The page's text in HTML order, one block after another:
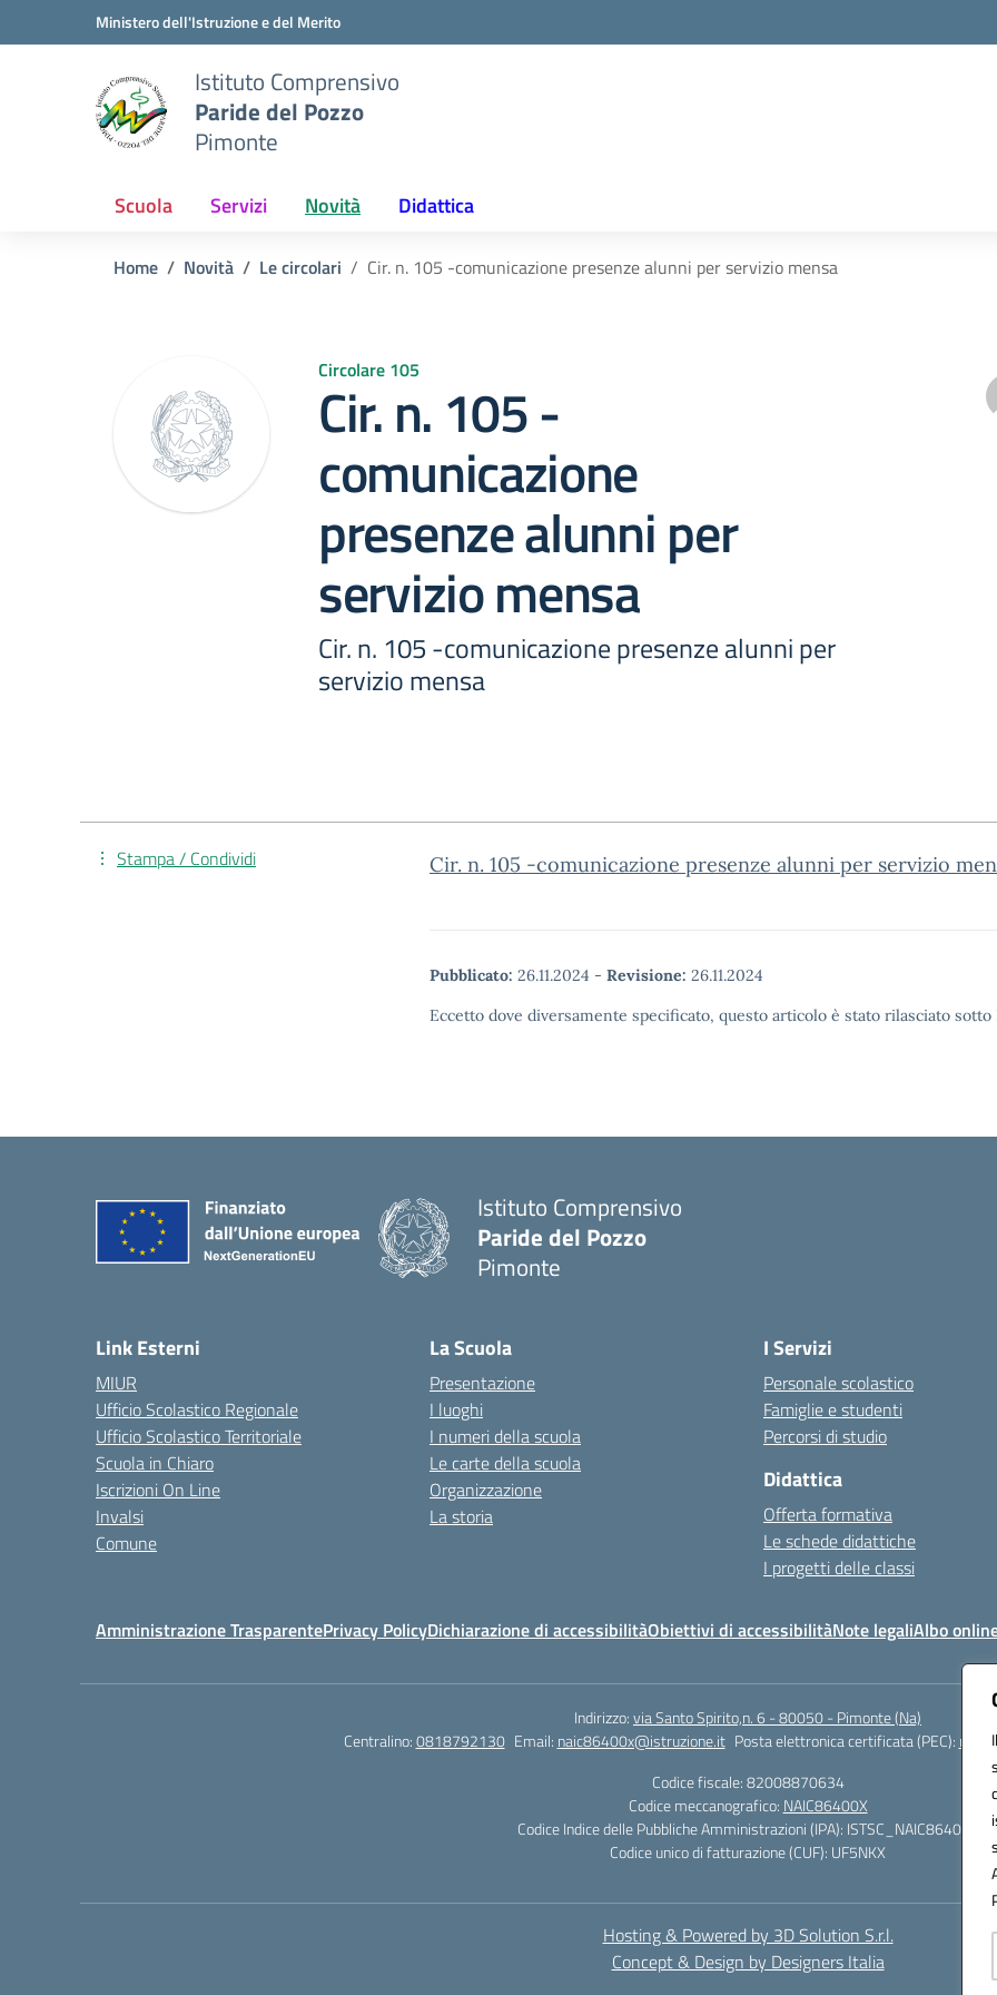
Vai ai contenuti
Vai al menu di navigazioneMinistero dell'Istruzione e del Merito
Istituto Comprensivo
Paride del Pozzo
Pimonte
Scuola Servizi Novità Didattica
Home Novità Le circolari Cir. n. 105 -comunicazione presenze alunni per servizio mensa
Circolare 105
Cir. n. 105 -
comunicazione
presenze alunni per
servizio mensa
Cir. n. 105 -comunicazione presenze alunni per
servizio mensa
Cir. n. 105 -comunicazione presenze alunni per servizio
Pubblicato: 26.11.2024 - Revisione: 26.11.2024
Eccetto dove diversamente specificato, questo articolo è stato rilasciato
Stampa / Condividi
Istituto Comprensivo
Paride del Pozzo
Pimonte
Link Esterni
MIUR
Ufficio Scolastico Regionale
Ufficio Scolastico Territoriale
Scuola in Chiaro
Iscrizioni On Line
Invalsi
Comune
La Scuola
Presentazione
I luoghi
I numeri della scuola
Le carte della scuola
Organizzazione
La storia
I Servizi
Personale scolastico
Famiglie e studenti
Percorsi di studio
Didattica
Offerta formativa
Le schede didattiche
I progetti delle classi
Amministrazione TrasparentePrivacy PolicyDichiarazione di accessibilitàObiettivi di accessibilitàNote legaliAlbo
Indirizzo:via Santo Spirito,n. 6 - 80050 - Pimonte (Na)
Centralino:0818792130 Email: naic86400x@istruzione.it Posta elettronica certificata (PEC):
Codice fiscale: 82008870634
Codice meccanografico: NAIC86400X
Codice Indice delle Pubbliche Amministrazioni (IPA): ISTSC_NAIC86400X
Codice unico di fatturazione (CUF): UF5NKX
Hosting & Powered by 3D Solution S.r.l.
Concept & Design by Designers Italia